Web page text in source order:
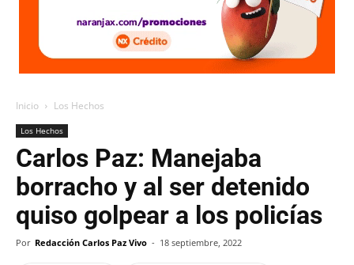
Inicio Los Hechos
Los Hechos
Carlos Paz: Manejaba
borracho y al ser detenido
quiso golpear a los policías
Por Redacción Carlos Paz Vivo - 18 septiembre, 2022